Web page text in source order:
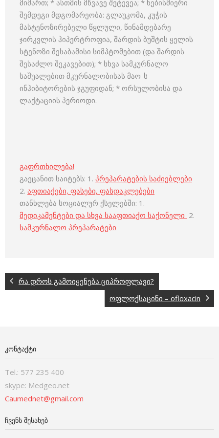
მიმართ; * ასთმის მწვავე შეტევეა; * ნებისმიერი
შემდეგი მდგომარეობა: გლაუკომა, კუჭის
მასტენოზირებელი წყლული, წინამდებარე
ჯირკვლის ჰიპერტროფია, შარდის ბუშტის ყელის
სტენოზი შესაბამისი სიმპტომებით (და შარდის
შესაძლო შეკავებით); * სხვა სამკურნალო
საშუალებით მკურნალობისას მაო-ს
ინჰიბიტორების ჯგუფიდან; * ორსულობისა და
ლაქტაციის პერიოდი.
გაფრთხილება!
გაეცანით საიტებს: 1. პრეპარატების საძიებლები
2. აფთიაქები, ფასები, ფასდაკლებები
თანხლება სოციალურ ქსელებში: 1.
მედიკამენტები და სხვა სააფთიაქო საქონელი 2.
სამკურნალო პრეპარატები
რა დროს გამოიყენება ციპროფლავი?
ოფლოქსაცინი – ofloxacin
ᲙᲝᲜᲢᲐᲥᲢᲘ
Tel.: 577 235 400
skype: Medgeo.net
Caumednet@gmail.com
ᲩᲕᲔᲜᲡ ᲨᲔᲡᲐᲮᲔᲑ